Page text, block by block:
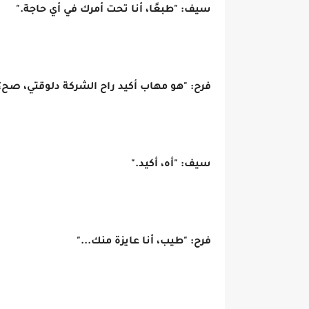
سيف: "طبعًا، أنا تحت أمرك في أي حاجة."
فرح: "هو مهاب أكيد راح الشركة دلوقتي،
سيف: "أه، أكيد."
فرح: "طيب، أنا عايزة منك..."